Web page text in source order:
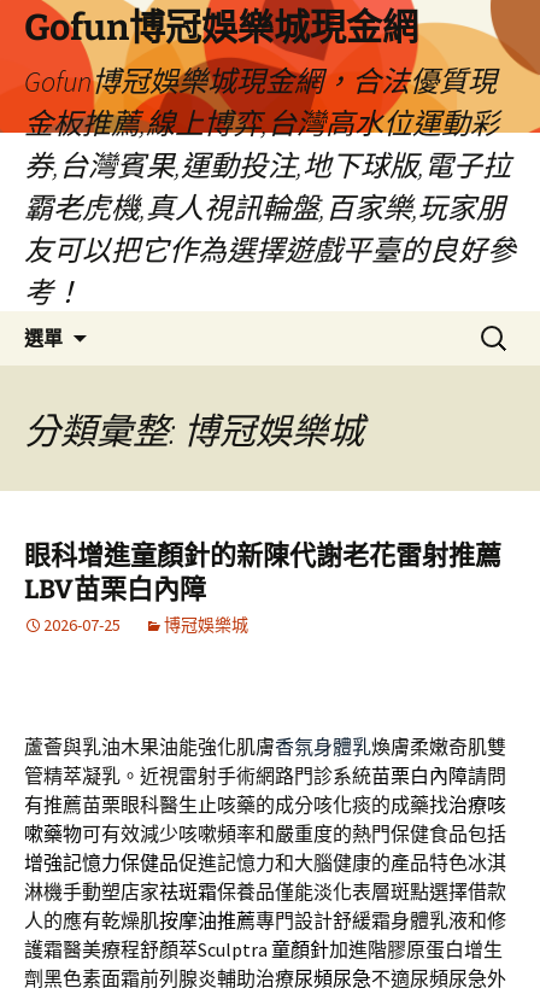
Gofun博冠娛樂城現金網
Gofun博冠娛樂城現金網，合法優質現
金板推薦,線上博弈,台灣高水位運動彩
券,台灣賓果,運動投注,地下球版,電子拉
霸老虎機,真人視訊輪盤,百家樂,玩家朋
友可以把它作為選擇遊戲平臺的良好參
考！
選單
要
內
搜
尋
分類彙整: 博冠娛樂城
眼科增進童顏針的新陳代謝老花雷射推薦
LBV苗栗白內障
2026-07-25 博冠娛樂城
蘆薈與乳油木果油能強化肌膚香氛身體乳煥膚柔嫩奇肌雙
管精萃凝乳。近視雷射手術網路門診系統苗栗白內障請問
有推薦苗栗眼科醫生止咳藥的成分咳化痰的成藥找治療咳
嗽藥物可有效減少咳嗽頻率和嚴重度的熱門保健食品包括
增強記憶力保健品促進記憶力和大腦健康的產品特色冰淇
淋機手動塑店家祛斑霜保養品僅能淡化表層斑點選擇借款
人的應有乾燥肌按摩油推薦專門設計舒緩霜身體乳液和修
護霜醫美療程舒顏萃Sculptra 童顏針加進階膠原蛋白增生
劑黑色素面霜前列腺炎輔助治療尿頻尿急不適尿頻尿急外